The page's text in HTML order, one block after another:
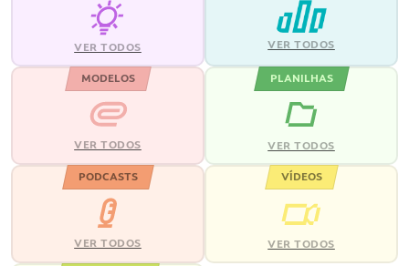
VER TODOS VER TODOS
MODELOS
VER TODOS
PLANILHAS
VER TODOS
PODCASTS
VER TODOS
VÍDEOS
VER TODOS